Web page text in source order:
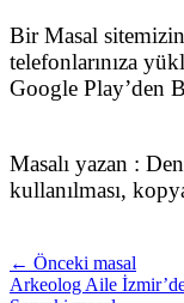
Bir Masal sitemizin
telefonlarınıza
Google Play’den
Masalı yazan :
kullanılması,
← Önceki masal
Arkeolog Aile